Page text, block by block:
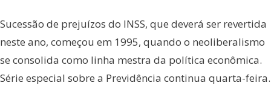
Sucessão de prejuízos do INSS, que deverá ser revertida
neste ano, começou em 1995, quando o neoliberalismo
se consolida como linha mestra da política econômica.
Série especial sobre a Previdência continua quarta-feira.